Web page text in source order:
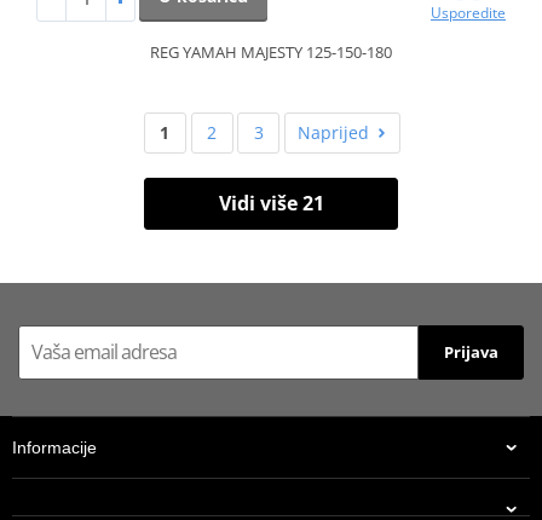
Usporedite
REG YAMAH MAJESTY 125-150-180
1 2 3 Naprijed
Vidi više 21
Prijava
Informacije